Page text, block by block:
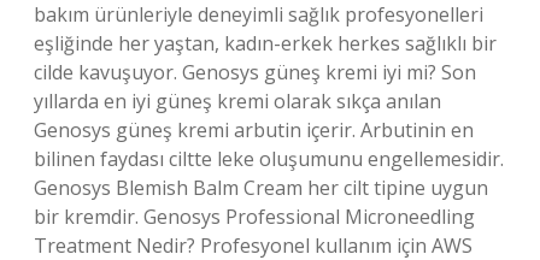
bakım ürünleriyle deneyimli sağlık profesyonelleri
eşliğinde her yaştan, kadın-erkek herkes sağlıklı bir
cilde kavuşuyor. Genosys güneş kremi iyi mi? Son
yıllarda en iyi güneş kremi olarak sıkça anılan
Genosys güneş kremi arbutin içerir. Arbutinin en
bilinen faydası ciltte leke oluşumunu engellemesidir.
Genosys Blemish Balm Cream her cilt tipine uygun
bir kremdir. Genosys Professional Microneedling
Treatment Nedir? Profesyonel kullanım için AWS